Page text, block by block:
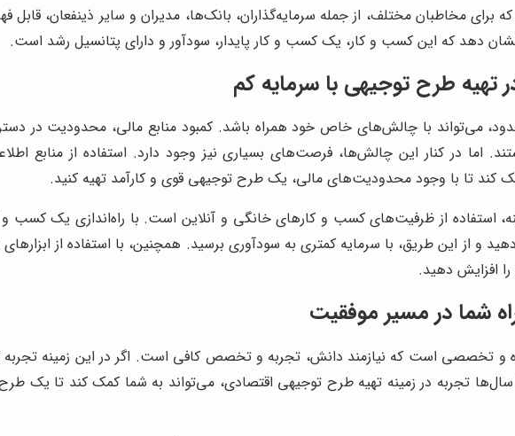
برای مخاطبان مختلف، از جمله سرمایه‌گذاران، بانک‌ها، مدیران و سایر ذینفعان،
دهد که این کسب و کار، یک کسب و کار پایدار، سودآور و دارای پتانسیل رشد است.
طرح توجیهی با سرمایه کم
می‌تواند با چالش‌های خاص خود همراه باشد. کمبود منابع مالی، محدودیت در
اما در کنار این چالش‌ها، فرصت‌های بسیاری نیز وجود دارد. استفاده از منابع
کند تا با وجود محدودیت‌های مالی، یک طرح توجیهی قوی و کارآمد تهیه کنید.
استفاده از ظرفیت‌های کسب و کارهای خانگی و آنلاین است. با راه‌اندازی یک کسب و
از این طریق، با سرمایه کمتری به سودآوری برسید. همچنین، با استفاده از
افزایش دهید.
شما در مسیر موفقیت
و تخصصی است که نیازمند دانش، تجربه و تخصص کافی است. اگر در این زمینه تجربه
سال‌ها تجربه در زمینه تهیه طرح توجیهی اقتصادی، می‌تواند به شما کمک کند تا یک